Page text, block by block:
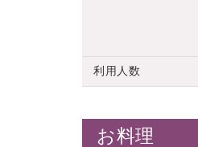
利用人数
お料理